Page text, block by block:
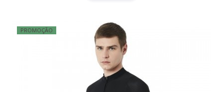
PROMOÇÃO